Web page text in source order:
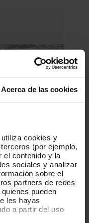
Acerca de las cookies
cookies y
(por ejemplo,
el contenido y la
sociales y analizar
sobre el
partners de redes
pueden
les hayas
a partir del uso